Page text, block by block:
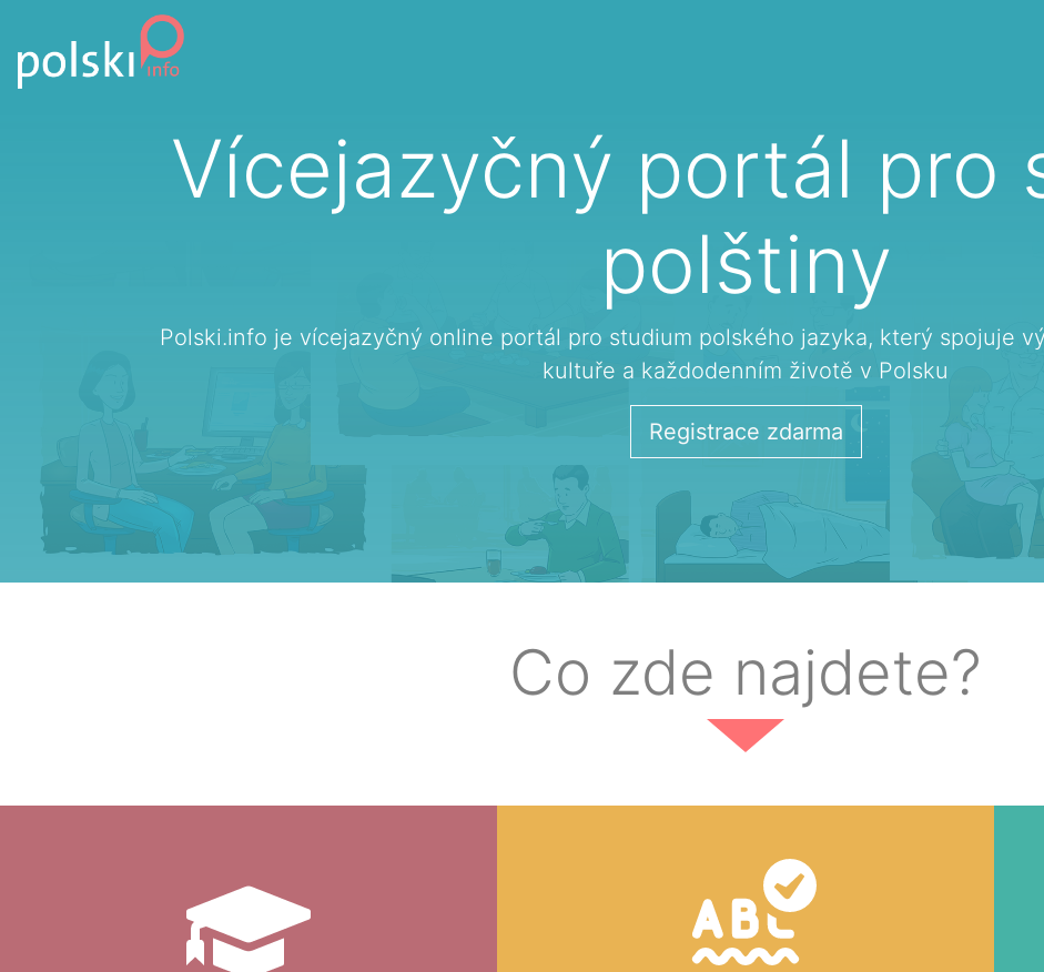
Vícejazyčný portál pro
polštiny
Polski.info je vícejazyčný online portál pro studium polského jazyka, který spojuje
kultuře a každodenním životě v Polsku
Registrace zdarma
Co zde najdete?